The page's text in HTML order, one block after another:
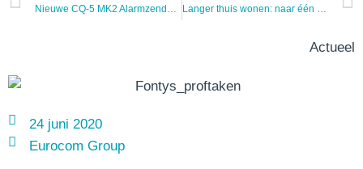
Actueel
24 juni 2020
Eurocom Group